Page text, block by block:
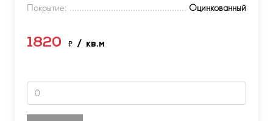
Покрытие:
Оцинкованный
1820 ₽ / кв.м